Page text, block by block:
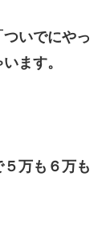
いでにやっ
ます。
万も６万も